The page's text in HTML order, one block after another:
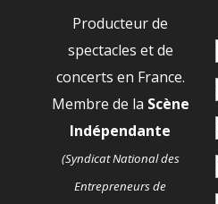
Producteur de
spectacles et de
concerts en France.
Membre de la Scène
Indépendante
(Syndicat National des
Entrepreneurs de